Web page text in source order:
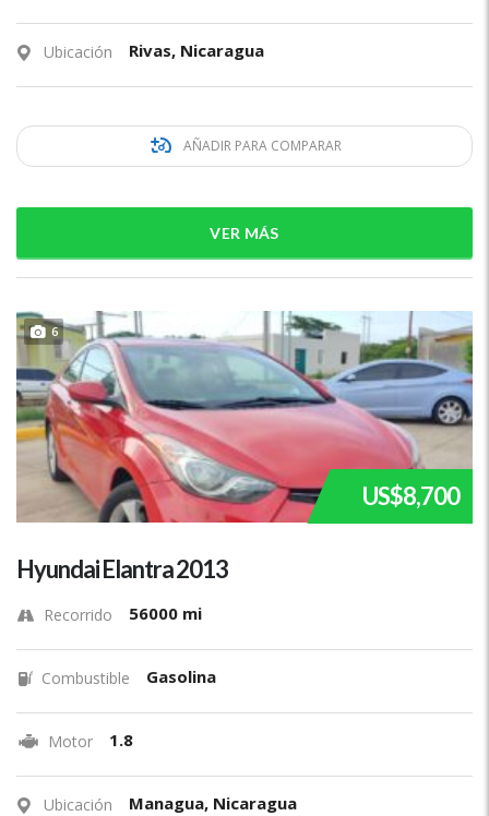
Ubicación Rivas, Nicaragua
AÑADIR PARA COMPARAR
VER MÁS
6
US$8,700
Hyundai Elantra 2013
Recorrido 56000 mi
Combustible Gasolina
Motor 1.8
Ubicación Managua, Nicaragua